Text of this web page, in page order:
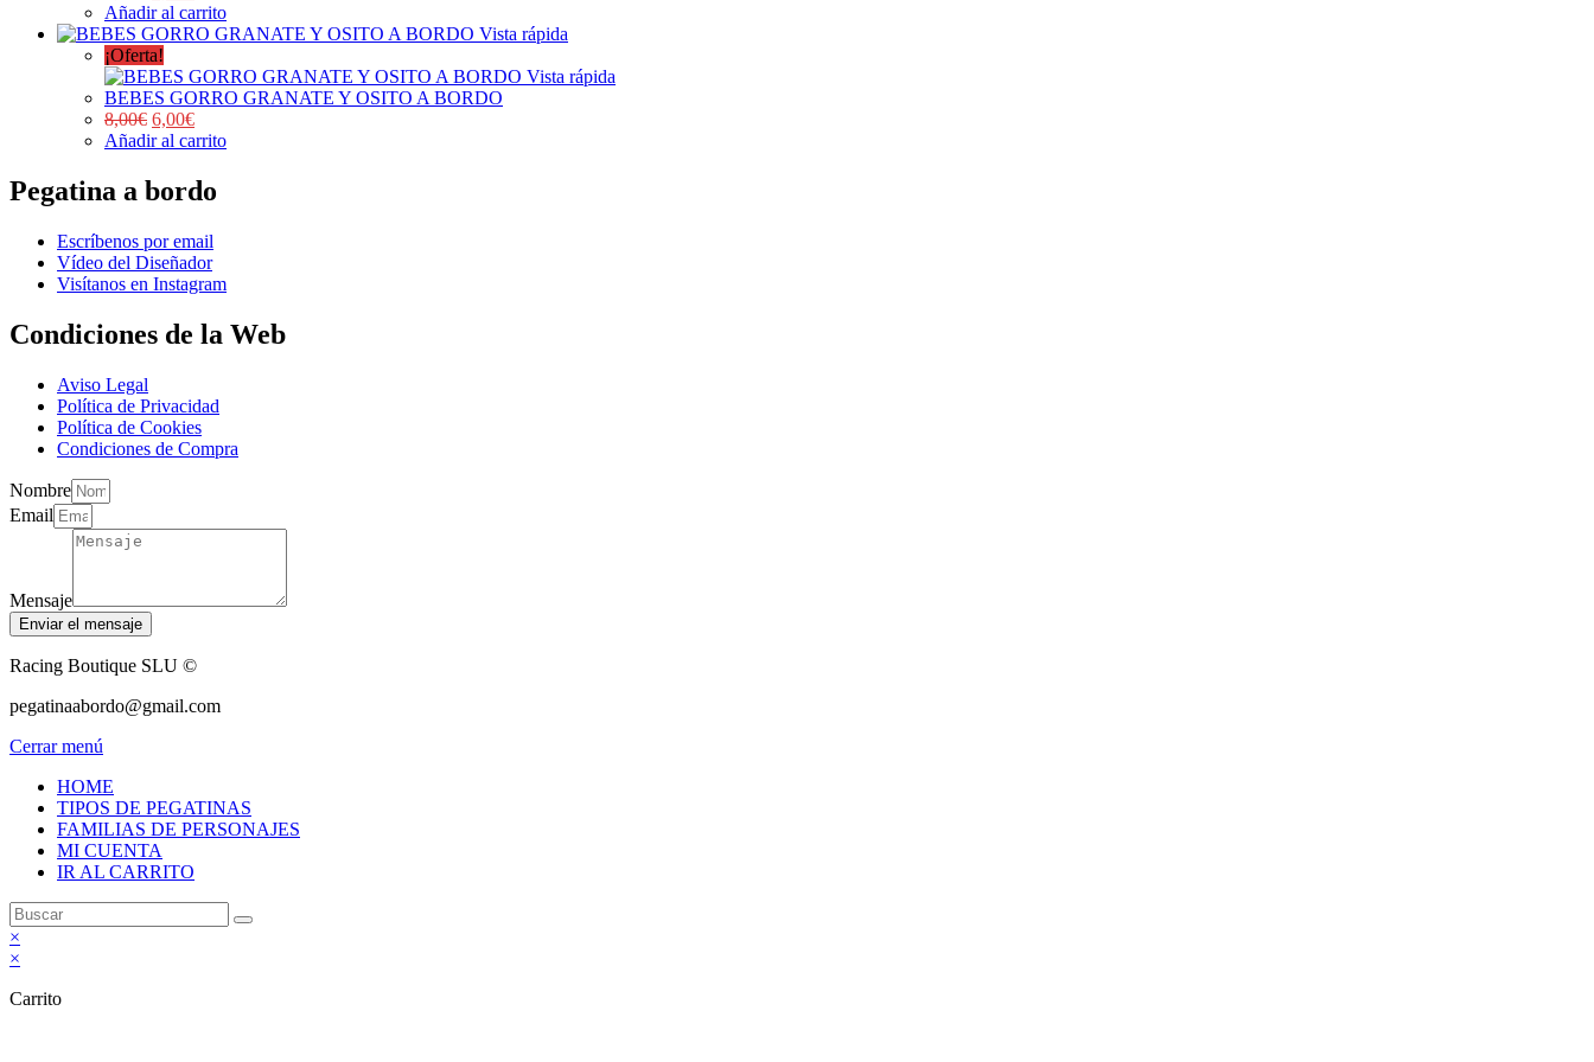
Añadir al carrito
Vista rápida
¡Oferta!
Vista rápida
BEBES GORRO GRANATE Y OSITO A BORDO
8,00€ 6,00€
Añadir al carrito
Pegatina a bordo
Escríbenos por email
Vídeo del Diseñador
Visítanos en Instagram
Condiciones de la Web
Aviso Legal
Política de Privacidad
Política de Cookies
Condiciones de Compra
Nombre
Email
Mensaje
Enviar el mensaje
Racing Boutique SLU ©
pegatinaabordo@gmail.com
Cerrar menú
HOME
TIPOS DE PEGATINAS
FAMILIAS DE PERSONAJES
MI CUENTA
IR AL CARRITO
×
×
Carrito